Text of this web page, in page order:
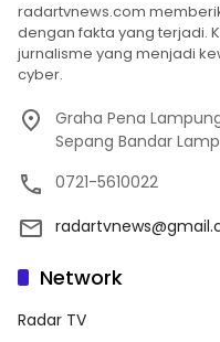
radartvnews.com
dengan fakta yang terjadi.
jurnalisme yang menjadi
cyber.
Graha Pena
Sepang Bandar
0721-5610022
Network
Radar TV